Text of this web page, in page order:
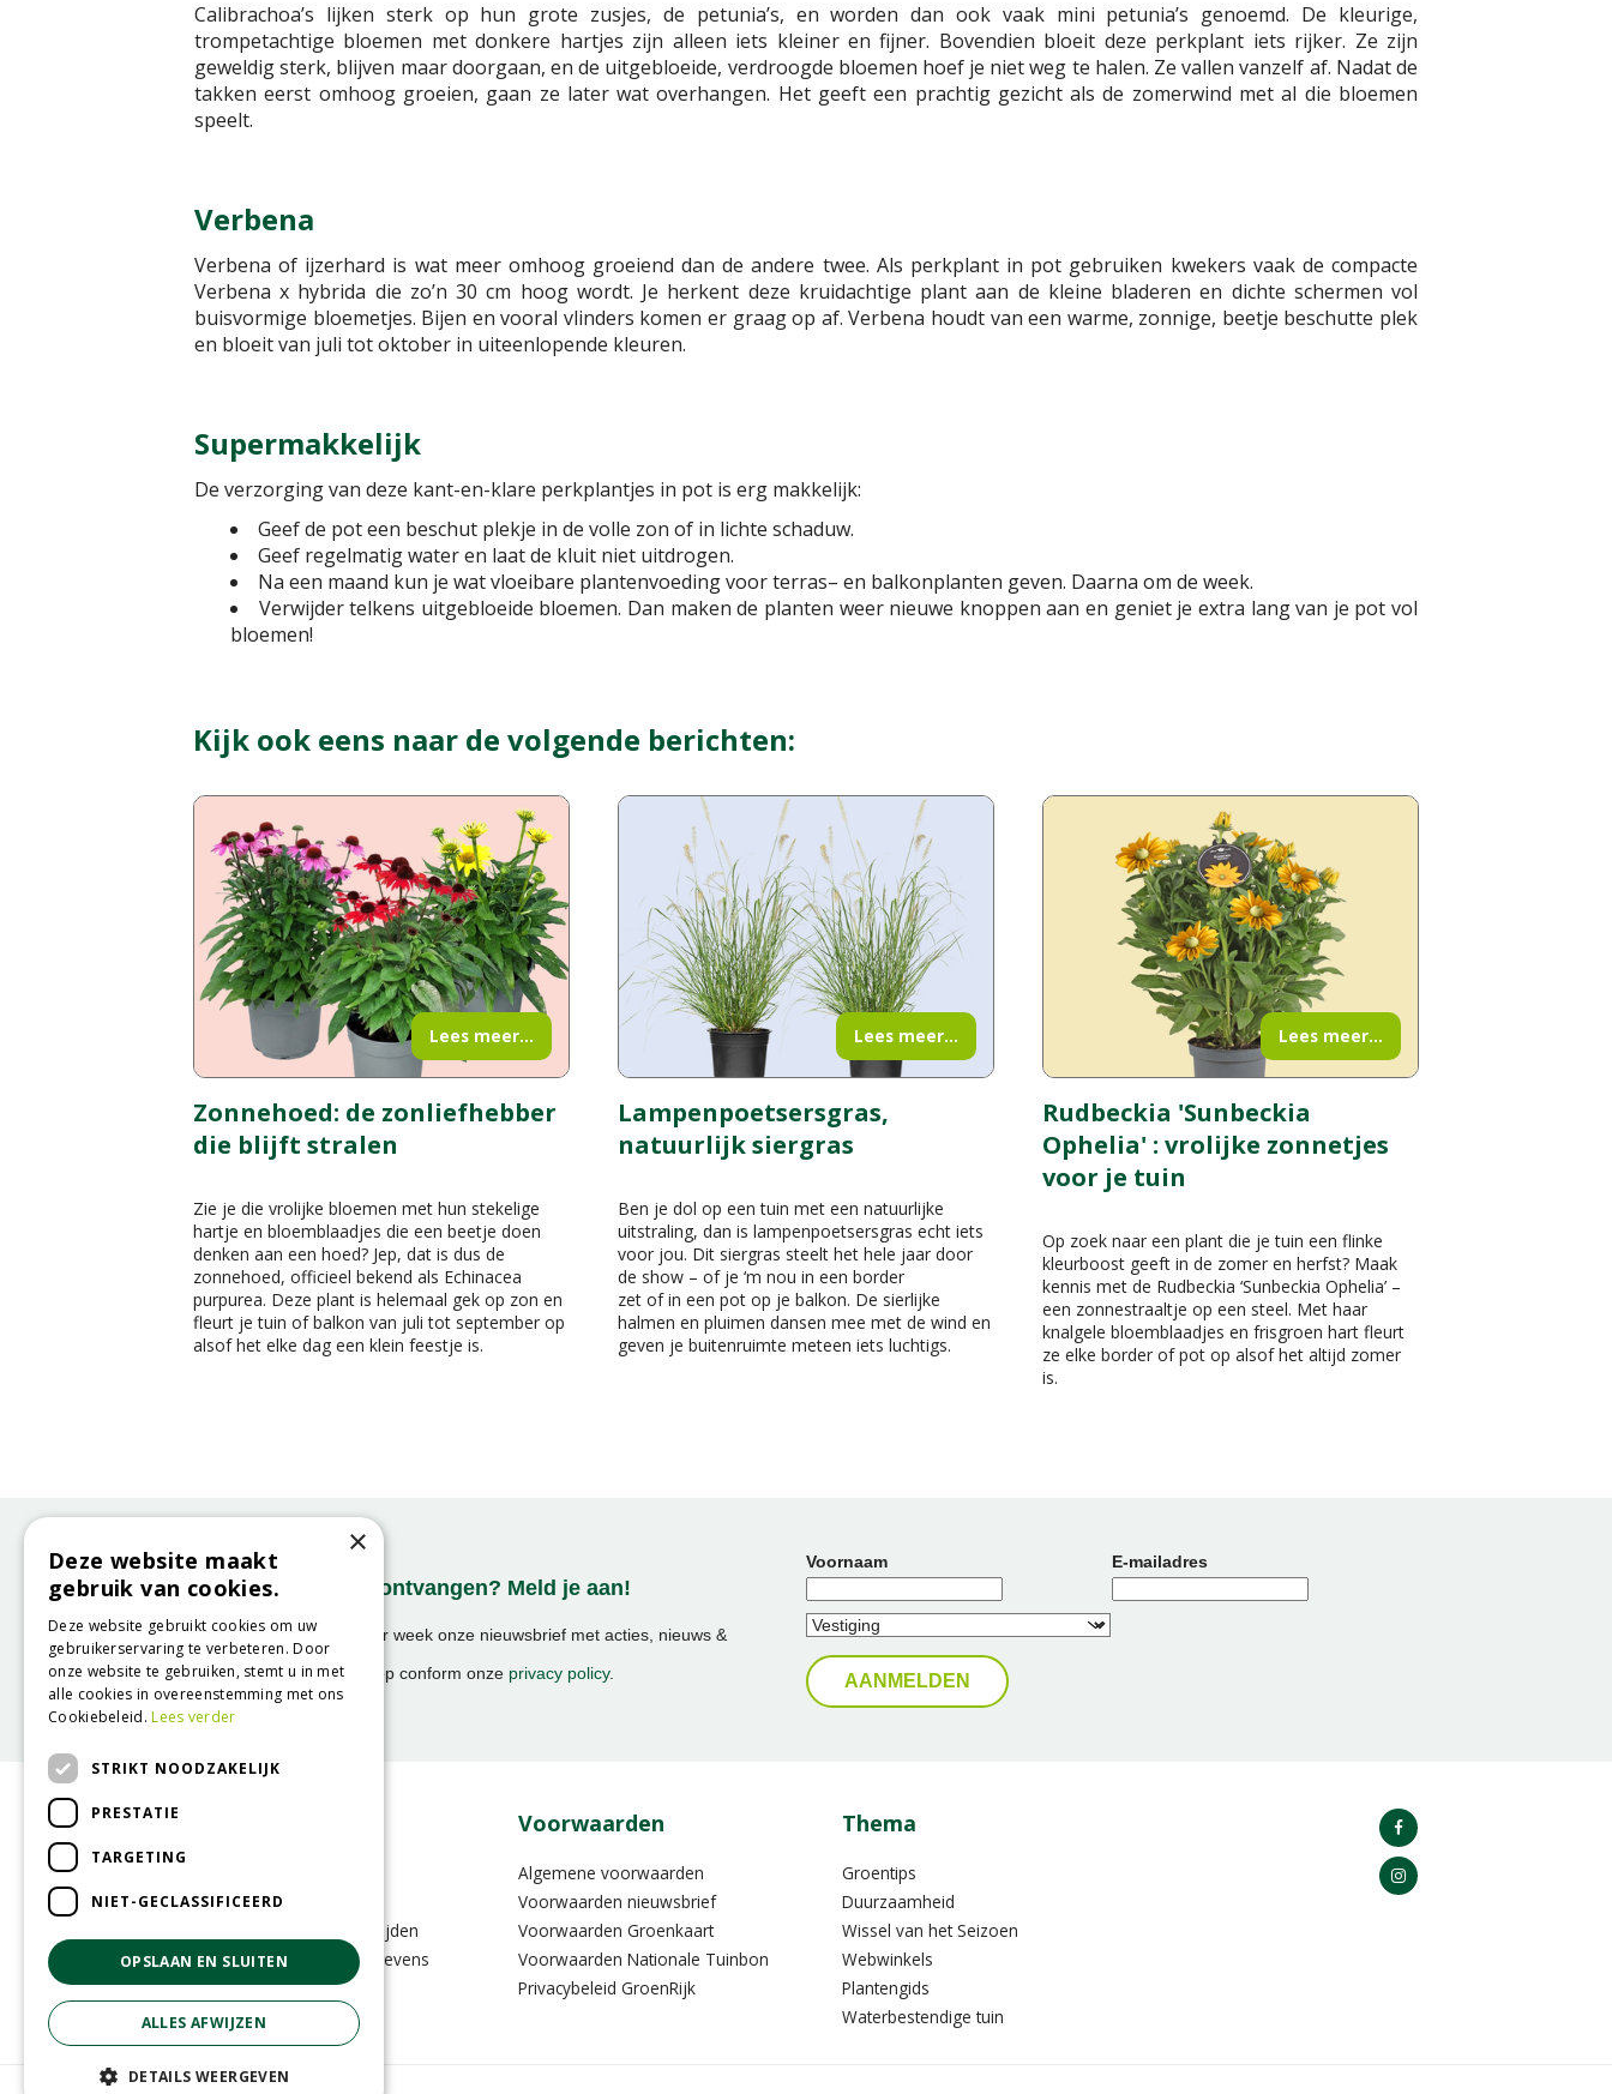
Calibrachoa’s lijken sterk op hun grote zusjes, de petunia’s, en worden dan ook vaak mini petunia’s genoemd. De kleurige,
trompetachtige bloemen met donkere hartjes zijn alleen iets kleiner en fijner. Bovendien bloeit deze perkplant iets rijker. Ze zijn
geweldig sterk, blijven maar doorgaan, en de uitgebloeide, verdroogde bloemen hoef je niet weg te halen. Ze vallen vanzelf af. Nadat de
takken eerst omhoog groeien, gaan ze later wat overhangen. Het geeft een prachtig gezicht als de zomerwind met al die bloemen
speelt.
Verbena
Verbena of ijzerhard is wat meer omhoog groeiend dan de andere twee. Als perkplant in pot gebruiken kwekers vaak de compacte
Verbena x hybrida die zo’n 30 cm hoog wordt. Je herkent deze kruidachtige plant aan de kleine bladeren en dichte schermen vol
buisvormige bloemetjes. Bijen en vooral vlinders komen er graag op af. Verbena houdt van een warme, zonnige, beetje beschutte plek
en bloeit van juli tot oktober in uiteenlopende kleuren.
Supermakkelijk
De verzorging van deze kant-en-klare perkplantjes in pot is erg makkelijk:
Geef de pot een beschut plekje in de volle zon of in lichte schaduw.
Geef regelmatig water en laat de kluit niet uitdrogen.
Na een maand kun je wat vloeibare plantenvoeding voor terras– en balkonplanten geven. Daarna om de week.
Verwijder telkens uitgebloeide bloemen. Dan maken de planten weer nieuwe knoppen aan en geniet je extra lang van je pot vol
bloemen!
Kijk ook eens naar de volgende berichten:
Zonnehoed: de zonliefhebber
die blijft stralen
Zie je die vrolijke bloemen met hun stekelige
hartje en bloemblaadjes die een beetje doen
denken aan een hoed? Jep, dat is dus de
zonnehoed, officieel bekend als Echinacea
purpurea. Deze plant is helemaal gek op zon en
fleurt je tuin of balkon van juli tot september op
alsof het elke dag een klein feestje is.
Lees meer...
Lampenpoetsersgras,
natuurlijk siergras
Ben je dol op een tuin met een natuurlijke
uitstraling, dan is lampenpoetsersgras echt iets
voor jou. Dit siergras steelt het hele jaar door
de show – of je ‘m nou in een border
zet of in een pot op je balkon. De sierlijke
halmen en pluimen dansen mee met de wind en
geven je buitenruimte meteen iets luchtigs.
Lees meer...
Rudbeckia 'Sunbeckia
Ophelia' : vrolijke zonnetjes
voor je tuin
Op zoek naar een plant die je tuin een flinke
kleurboost geeft in de zomer en herfst? Maak
kennis met de Rudbeckia ‘Sunbeckia Ophelia’ –
een zonnestraaltje op een steel. Met haar
knalgele bloemblaadjes en frisgroen hart fleurt
ze elke border of pot op alsof het altijd zomer
is.
Lees meer...
Onze nieuwsbrief ontvangen? Meld je aan!
Ontvang ongeveer 1x per week onze nieuwsbrief met acties, nieuws &
activiteiten!
We slaan uw gegevens op conform onze privacy policy.
Voornaam E-mailadres
Zakelijk
Vestigingen & Openingstijden
Contactinformatie & Gegevens
GRS-Platform
Voorwaarden
Algemene voorwaarden
Voorwaarden nieuwsbrief
Voorwaarden Groenkaart
Voorwaarden Nationale Tuinbon
Privacybeleid GroenRijk
Thema
Groentips
Duurzaamheid
Wissel van het Seizoen
Webwinkels
Plantengids
Waterbestendige tuin
×
Deze website maakt
gebruik van cookies.
Deze website gebruikt cookies om uw
gebruikerservaring te verbeteren. Door
onze website te gebruiken, stemt u in met
alle cookies in overeenstemming met ons
Cookiebeleid.Lees verder
STRIKT NOODZAKELIJK
PRESTATIE
TARGETING
NIET-GECLASSIFICEERD
OPSLAAN EN SLUITEN
ALLES AFWIJZEN
DETAILS WEERGEVEN